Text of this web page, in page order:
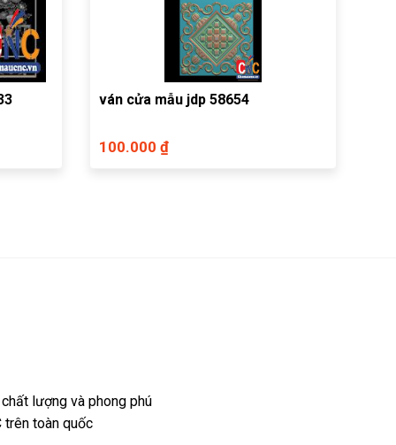
ván cửa mẫu jdp 58654
100.000 ₫
lượng và phong phú
trên toàn quốc